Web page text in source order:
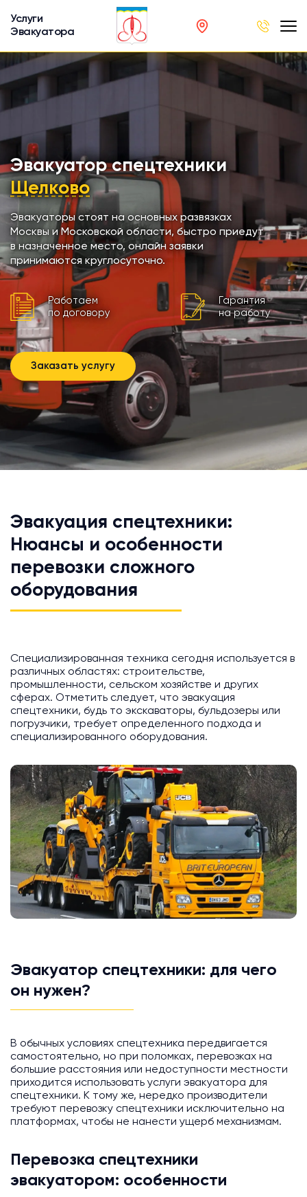
Услуги
Эвакуатора
Эвакуатор спецтехники
Щелково
Эвакуаторы стоят на основных развязках
Москвы и Московской области, быстро приедут
в назначенное место, онлайн заявки
принимаются круглосуточно.
Работаем
по договору
Гарантия
на работу
Заказать услугу
Эвакуация спецтехники:
Нюансы и особенности
перевозки сложного
оборудования
Специализированная техника сегодня используется в
различных областях: строительстве,
промышленности, сельском хозяйстве и других
сферах. Отметить следует, что эвакуация
спецтехники, будь то экскаваторы, бульдозеры или
погрузчики, требует определенного подхода и
специализированного оборудования.
Эвакуатор спецтехники: для чего
он нужен?
В обычных условиях спецтехника передвигается
самостоятельно, но при поломках, перевозках на
большие расстояния или недоступности местности
приходится использовать услуги эвакуатора для
спецтехники. К тому же, нередко производители
требуют перевозку спецтехники исключительно на
платформах, чтобы не нанести ущерб механизмам.
Перевозка спецтехники
эвакуатором: особенности